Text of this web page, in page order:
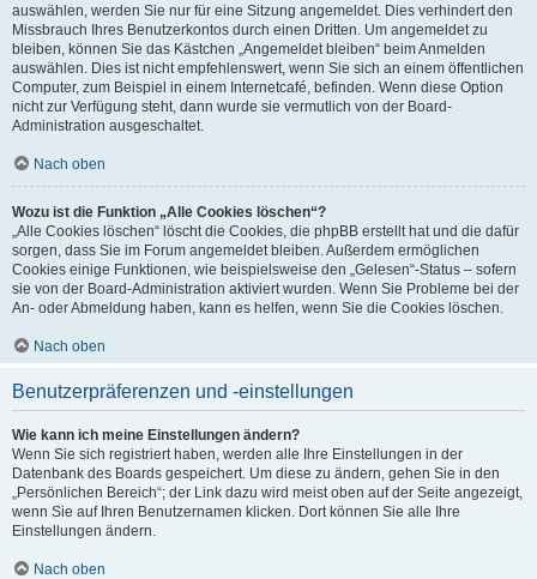
auswählen, werden Sie nur für eine Sitzung angemeldet. Dies verhindert den
Missbrauch Ihres Benutzerkontos durch einen Dritten. Um angemeldet zu
bleiben, können Sie das Kästchen „Angemeldet bleiben“ beim Anmelden
auswählen. Dies ist nicht empfehlenswert, wenn Sie sich an einem öffentlichen
Computer, zum Beispiel in einem Internetcafé, befinden. Wenn diese Option
nicht zur Verfügung steht, dann wurde sie vermutlich von der Board-
Administration ausgeschaltet.
Nach oben
Wozu ist die Funktion „Alle Cookies löschen“?
„Alle Cookies löschen“ löscht die Cookies, die phpBB erstellt hat und die dafür
sorgen, dass Sie im Forum angemeldet bleiben. Außerdem ermöglichen
Cookies einige Funktionen, wie beispielsweise den „Gelesen“-Status – sofern
sie von der Board-Administration aktiviert wurden. Wenn Sie Probleme bei der
An- oder Abmeldung haben, kann es helfen, wenn Sie die Cookies löschen.
Nach oben
Benutzerpräferenzen und -einstellungen
Wie kann ich meine Einstellungen ändern?
Wenn Sie sich registriert haben, werden alle Ihre Einstellungen in der
Datenbank des Boards gespeichert. Um diese zu ändern, gehen Sie in den
„Persönlichen Bereich“; der Link dazu wird meist oben auf der Seite angezeigt,
wenn Sie auf Ihren Benutzernamen klicken. Dort können Sie alle Ihre
Einstellungen ändern.
Nach oben